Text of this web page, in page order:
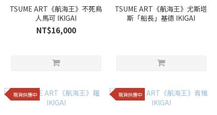
TSUME ART《航海王》不死鳥
人馬可 IKIGAI
NT$16,000
TSUME ART《航海王》尤斯塔
斯「船長」基德 IKIGAI
現貨供應中 現貨供應中